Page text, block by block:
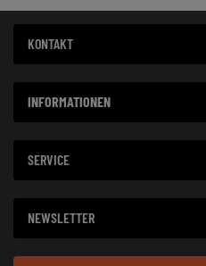
KONTAKT
INFORMATIONEN
SERVICE
NEWSLETTER